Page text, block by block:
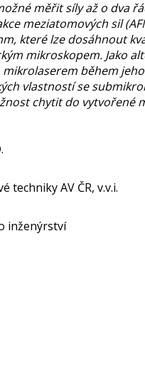
měřit síly až o dva
meziatomových sil
které lze dosáhnout
mikroskopem. Jako
během
vlastností se
chytit do vytvořené
techniky AV ČR, v.v.i.
inženýrství